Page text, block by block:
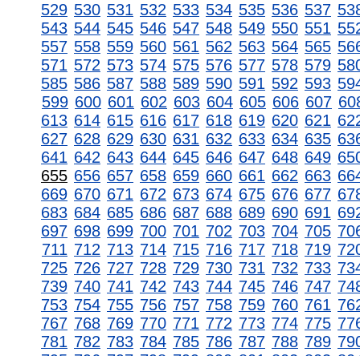
529 530 531 532 533 534 535 536 537
543 544 545 546 547 548 549 550 551
557 558 559 560 561 562 563 564 565
571 572 573 574 575 576 577 578 579
585 586 587 588 589 590 591 592 593
599 600 601 602 603 604 605 606 607
613 614 615 616 617 618 619 620 621
627 628 629 630 631 632 633 634 635
641 642 643 644 645 646 647 648 649
655 656 657 658 659 660 661 662 663
669 670 671 672 673 674 675 676 677
683 684 685 686 687 688 689 690 691
697 698 699 700 701 702 703 704 705
711 712 713 714 715 716 717 718 719
725 726 727 728 729 730 731 732 733
739 740 741 742 743 744 745 746 747
753 754 755 756 757 758 759 760 761
767 768 769 770 771 772 773 774 775
781 782 783 784 785 786 787 788 789